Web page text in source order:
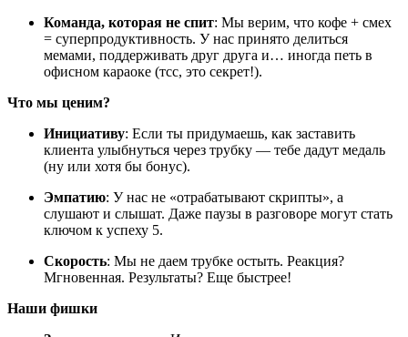
Команда, которая не спит: Мы верим, что кофе + смех
= суперпродуктивность. У нас принято делиться
мемами, поддерживать друг друга и… иногда петь в
офисном караоке (тсс, это секрет!).
Что мы ценим?
Инициативу: Если ты придумаешь, как заставить
клиента улыбнуться через трубку — тебе дадут медаль
(ну или хотя бы бонус).
Эмпатию: У нас не «отрабатывают скрипты», а
слушают и слышат. Даже паузы в разговоре могут стать
ключом к успеху 5.
Скорость: Мы не даем трубке остыть. Реакция?
Мгновенная. Результаты? Еще быстрее!
Наши фишки